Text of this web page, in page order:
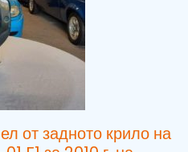
от задното крило на